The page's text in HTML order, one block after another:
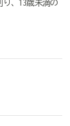
、13歳未満の